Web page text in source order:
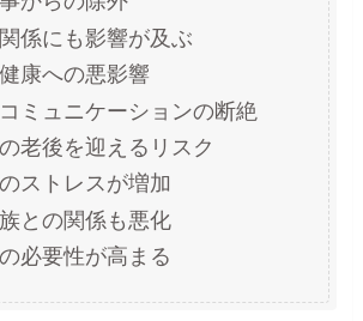
係にも影響が及ぶ
康への悪影響
ミュニケーションの断絶
老後を迎えるリスク
ストレスが増加
との関係も悪化
必要性が高まる